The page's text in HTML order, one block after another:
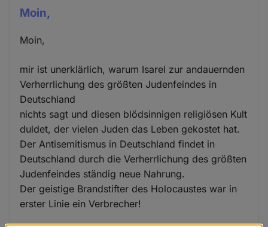
Moin,
Moin,
mir ist unerklärlich, warum Isarel zur andauernden
Verherrlichung des größten Judenfeindes in
Deutschland
nichts sagt und diesen blödsinnigen religiösen Kult
duldet, der vielen Juden das Leben gekostet hat.
Der Antisemitismus in Deutschland findet in
Deutschland durch die Verherrlichung des größten
Judenfeindes ständig neue Nahrung.
Der geistige Brandstifter des Holocaustes war in
erster Linie ein Verbrecher!